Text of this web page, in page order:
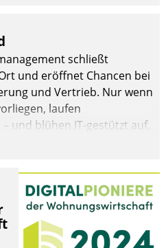
schließt
und eröffnet Chancen bei
und Vertrieb. Nur wenn
laufen
und blühen IT-gestützt auf.